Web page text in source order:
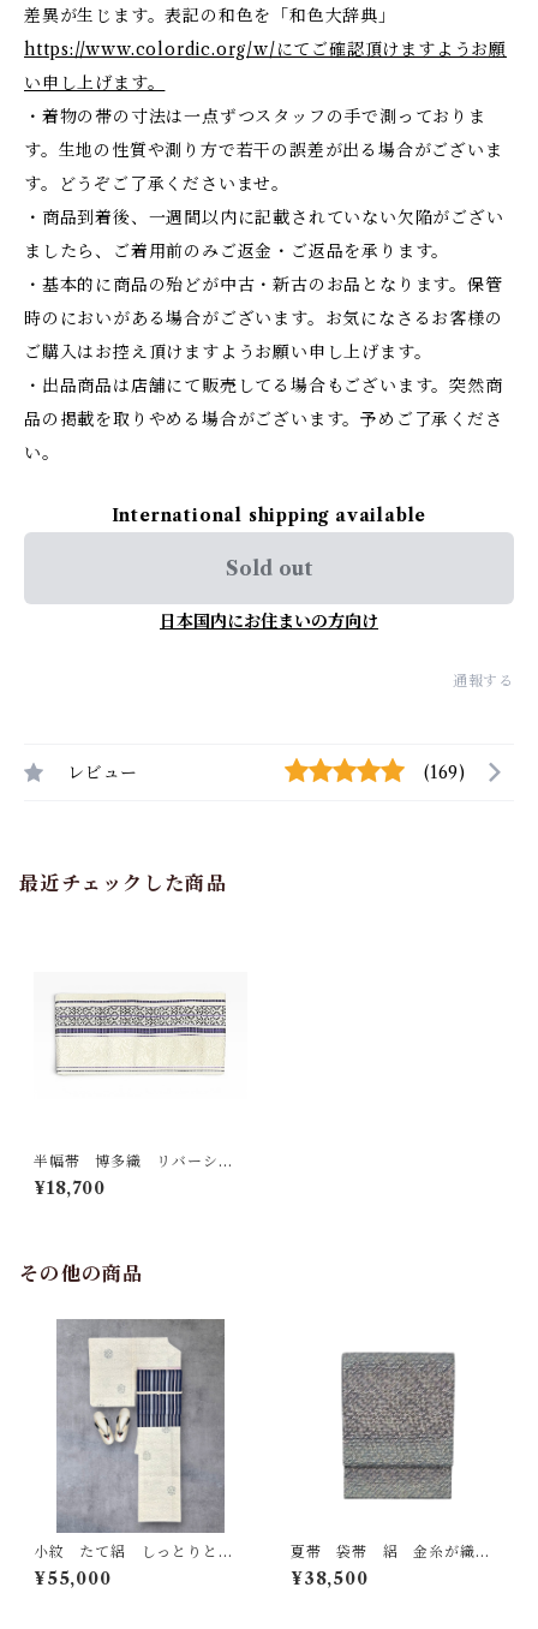
差異が生じます。表記の和色を「和色大辞典」
https://www.colordic.org/w/にてご確認頂けますようお願
い申し上げます。
・着物の帯の寸法は一点ずつスタッフの手で測っておりま
す。生地の性質や測り方で若干の誤差が出る場合がございま
す。どうぞご了承くださいませ。
・商品到着後、一週間以内に記載されていない欠陥がござい
ましたら、ご着用前のみご返金・ご返品を承ります。
・基本的に商品の殆どが中古・新古のお品となります。保管
時のにおいがある場合がございます。お気になさるお客様の
ご購入はお控え頂けますようお願い申し上げます。
・出品商品は店舗にて販売してる場合もございます。突然商
品の掲載を取りやめる場合がございます。予めご了承くださ
い。
International shipping available
Sold out
日本国内にお住まいの方向け
通報する
レビュー (169)
最近チェックした商品
半幅帯 博多織 リバーシブ
ル 小野織物 証紙つき 白×羊
羹色×本紫色 長さ 366㎝ Q
¥18,700
その他の商品
小紋 たて絽 しっとりとし
た生成色の地 濃淡のある藍
墨茶色の露芝と草花の丸文
¥55,000
夏帯 袋帯 絽 金糸が織り
込まれた藍色と滅紫色の美し
い暈し 金糸の煌びやかな斜
¥38,500